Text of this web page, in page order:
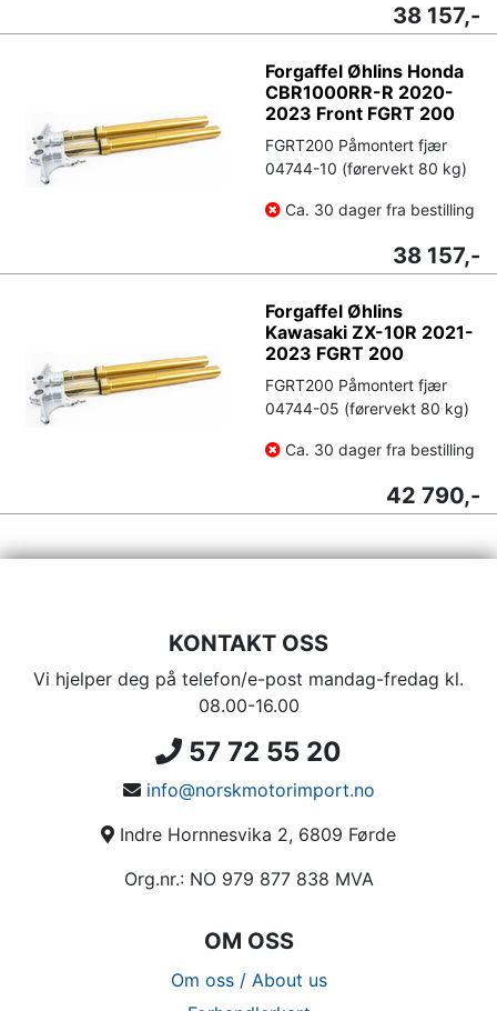
38 157,-
Forgaffel Øhlins Honda
CBR1000RR-R 2020-
2023 Front FGRT 200
FGRT200 Påmontert fjær
04744-10 (førervekt 80 kg)
Ca. 30 dager fra bestilling
38 157,-
Forgaffel Øhlins
Kawasaki ZX-10R 2021-
2023 FGRT 200
FGRT200 Påmontert fjær
04744-05 (førervekt 80 kg)
Ca. 30 dager fra bestilling
42 790,-
KONTAKT OSS
Vi hjelper deg på telefon/e-post mandag-fredag kl.
08.00-16.00
57 72 55 20
info@norskmotorimport.no
Indre Hornnesvika 2, 6809 Førde
Org.nr.: NO 979 877 838 MVA
OM OSS
Om oss / About us